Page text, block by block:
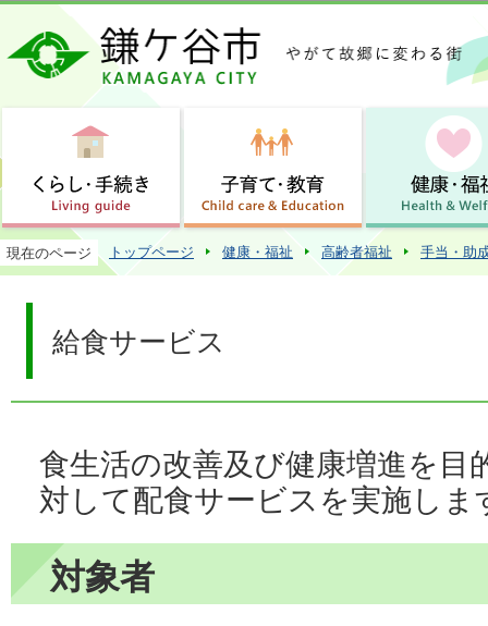
この
現在のページ トップページ 健康・福祉 高齢者福祉 手当・助
給食サービス
食生活の改善及び健康増進を目
対して配食サービスを実施しま
対象者